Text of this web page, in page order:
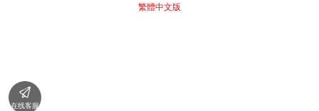
繁體中文版

在线客服